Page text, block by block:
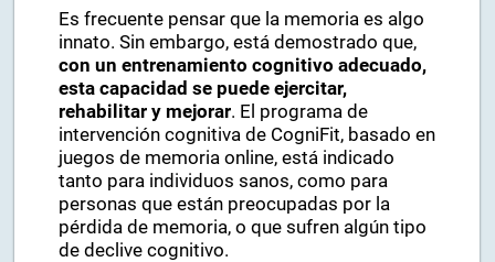
Es frecuente pensar que la memoria es algo
innato. Sin embargo, está demostrado que,
con un entrenamiento cognitivo adecuado,
esta capacidad se puede ejercitar,
rehabilitar y mejorar. El programa de
intervención cognitiva de CogniFit, basado en
juegos de memoria online, está indicado
tanto para individuos sanos, como para
personas que están preocupadas por la
pérdida de memoria, o que sufren algún tipo
de declive cognitivo.